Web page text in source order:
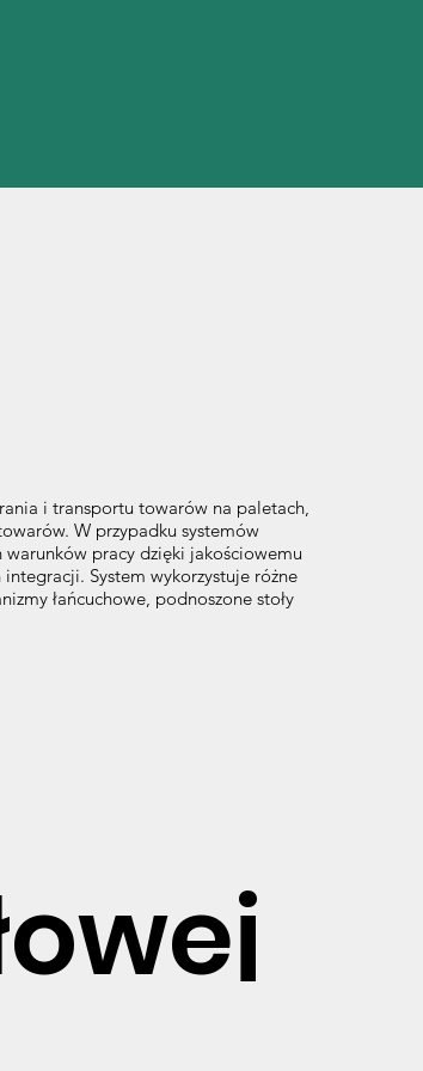
i transportu towarów na paletach,
W przypadku systemów
pracy dzięki jakościowemu
System wykorzystuje różne
łańcuchowe, podnoszone stoły